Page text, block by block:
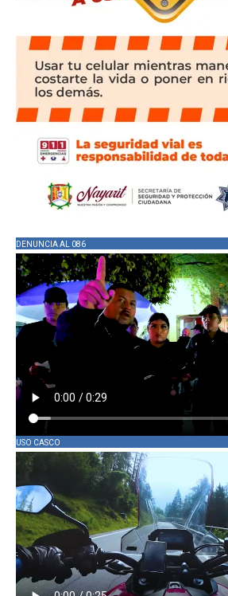
DENUNCIA AL 086
USO CASCO